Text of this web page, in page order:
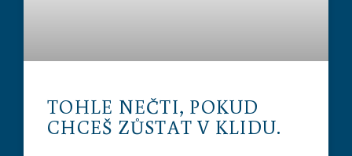
TOHLE NEČTI, POKUD
CHCEŠ ZŮSTAT V KLIDU.